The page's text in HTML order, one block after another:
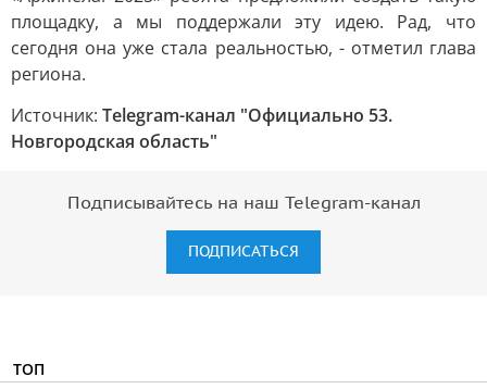
площадку, а мы поддержали эту идею. Рад, что
сегодня она уже стала реальностью, - отметил глава
региона.
Источник: Telegram-канал "Официально 53.
Новгородская область"
Подписывайтесь на наш Telegram-канал
ПОДПИСАТЬСЯ
ТОП